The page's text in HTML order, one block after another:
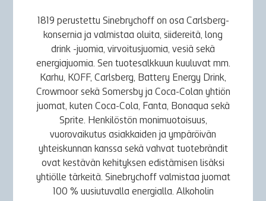
1819 perustettu Sinebrychoff on osa Carlsberg-
konsernia ja valmistaa oluita, siidereitä, long
drink -juomia, virvoitusjuomia, vesiä sekä
energiajuomia. Sen tuotesalkkuun kuuluvat mm.
Karhu, KOFF, Carlsberg, Battery Energy Drink,
Crowmoor sekä Somersby ja Coca-Colan yhtiön
juomat, kuten Coca-Cola, Fanta, Bonaqua sekä
Sprite. Henkilöstön monimuotoisuus,
vuorovaikutus asiakkaiden ja ympäröivän
yhteiskunnan kanssa sekä vahvat tuotebrändit
ovat kestävän kehityksen edistämisen lisäksi
yhtiölle tärkeitä. Sinebrychoff valmistaa juomat
100 % uusiutuvalla energialla. Alkoholin